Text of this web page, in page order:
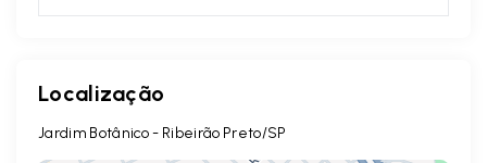
Localização
Jardim Botânico - Ribeirão Preto/SP